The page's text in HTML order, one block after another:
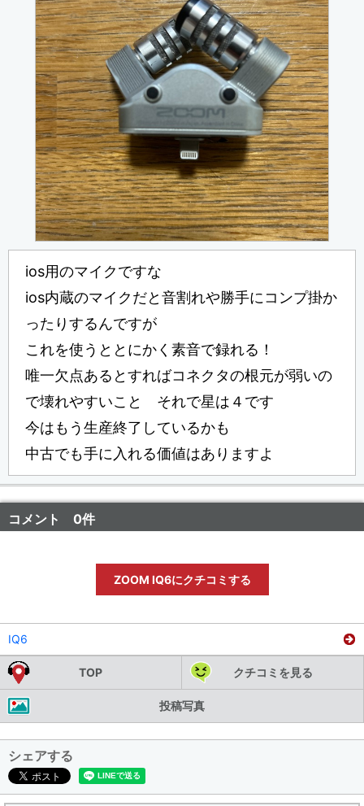
ios用のマイクですな
ios内蔵のマイクだと音割れや勝手にコンプ掛か
ったりするんですが
これを使うととにかく素音で録れる！
唯一欠点あるとすればコネクタの根元が弱いの
で壊れやすいこと それで星は４です
今はもう生産終了しているかも
中古でも手に入れる価値はありますよ
コメント 0件
ZOOM IQ6にクチコミする
IQ6
TOP クチコミを見る
投稿写真
シェアする